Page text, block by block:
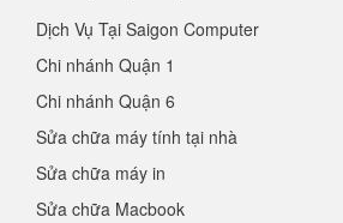
Dịch Vụ Tại Saigon Computer
Chi nhánh Quận 1
Chi nhánh Quận 6
Sửa chữa máy tính tại nhà
Sửa chữa máy in
Sửa chữa Macbook